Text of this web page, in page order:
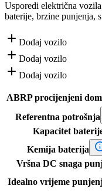
Usporedi električna
baterije, brzine punjenja,
 Dodaj vozilo
 Dodaj vozilo
 Dodaj vozilo
ABRP procijenjeni
Referentna potrošnja
Kapacitet
Kemija baterija
Vršna DC snaga
Idealno vrijeme